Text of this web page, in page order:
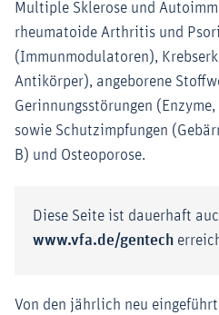
Multiple Sklerose und
rheumatoide Arthritis und
(Immunmodulatoren),
Antikörper), angeborene
Gerinnungsstörungen
sowie Schutzimpfungen
B) und Osteoporose.
Diese Seite ist dauerhaft
www.vfa.de/gentech
Von den jährlich neu